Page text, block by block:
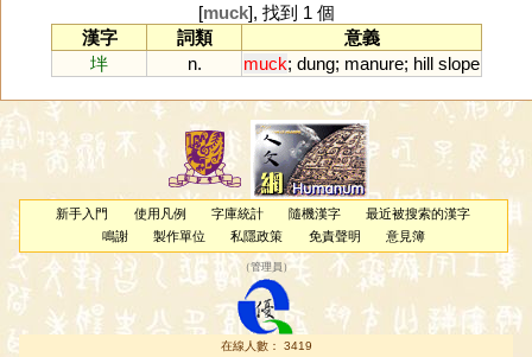
[muck], 找到 1 個
漢字
詞類
意義
坢
n. muck; dung; manure; hill slope
新手入門 使用凡例 字庫統計 隨機漢字
最近被搜索的漢字
鳴謝
製作單位 私隱政策 免責聲明 意見簿
（管理員 ）
在線人數： 3419